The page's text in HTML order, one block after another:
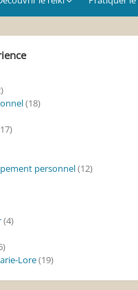
(18)
personnel(12)
(4)
Lore(19)